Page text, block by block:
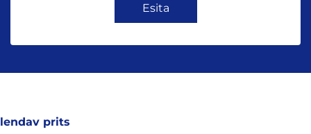
Esita
lendav prits